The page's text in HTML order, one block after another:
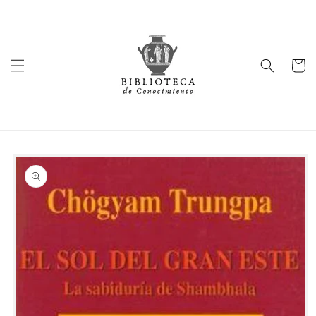
Carrito
a la
información
del producto